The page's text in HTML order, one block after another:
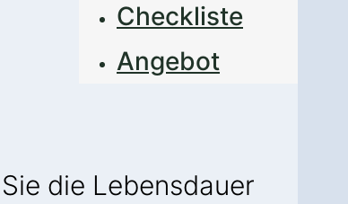
Checkliste
Angebot
die Lebensdauer